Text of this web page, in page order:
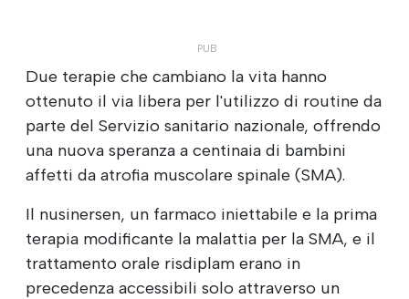
Due terapie che cambiano la vita hanno
ottenuto il via libera per l'utilizzo di routine da
parte del Servizio sanitario nazionale, offrendo
una nuova speranza a centinaia di bambini
affetti da atrofia muscolare spinale (SMA).
Il nusinersen, un farmaco iniettabile e la prima
terapia modificante la malattia per la SMA, e il
trattamento orale risdiplam erano in
precedenza accessibili solo attraverso un